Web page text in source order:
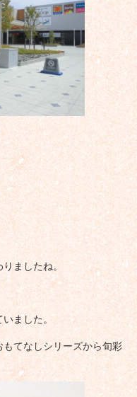
ましたね。
いました。
てなしシリーズから旬彩